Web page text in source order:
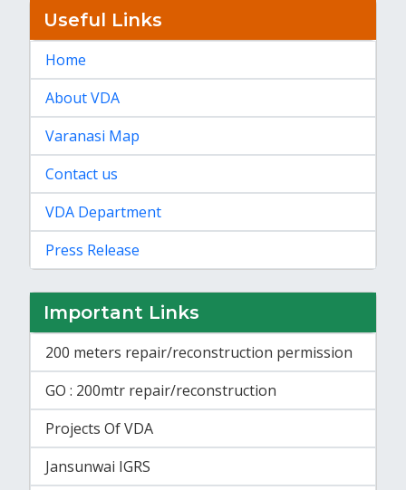
Useful Links
Home
About VDA
Varanasi Map
Contact us
VDA Department
Press Release
Important Links
200 meters repair/reconstruction permission
GO : 200mtr repair/reconstruction
Projects Of VDA
Jansunwai IGRS